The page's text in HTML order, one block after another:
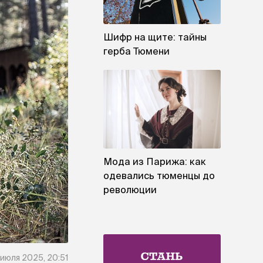
2025, 20:51
Шифр на щите: тайны
герба Тюмени
Мода из Парижа: как
одевались тюменцы до
революции